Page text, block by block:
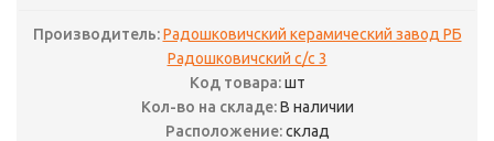
Производитель: Радошковичский керамический завод РБ
Радошковичский с/с 3
Код товара: шт
Кол-во на складе:В наличии
Расположение:склад